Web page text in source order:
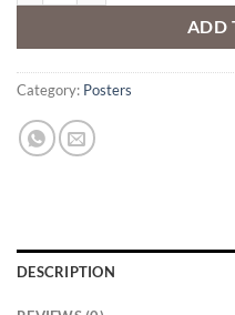
ADD
Category: Posters
DESCRIPTION